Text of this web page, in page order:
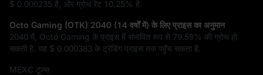
$ 0.000235 है, और ग्रोथ रेट 10.25% है.
Octo Gaming (OTK) 2040 (14 वर्षों में) के लिए प्राइस का अनुमान
2040 में, Octo Gaming के प्राइस में संभावित रूप से 79.59% की ग्रोथ हो
सकती है. यह $ 0.000383 के ट्रेडिंग प्राइस तक पहुँच सकता है.
MEXC टूल्स